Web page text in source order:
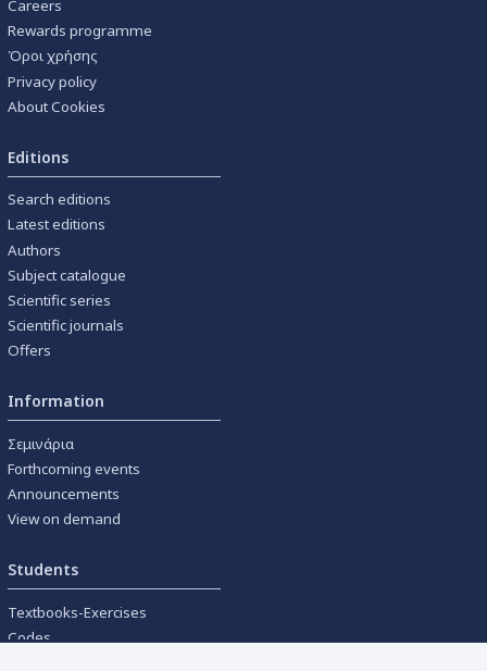
Careers
Rewards programme
Όροι χρήσης
Privacy policy
About Cookies
Editions
Search editions
Latest editions
Authors
Subject catalogue
Scientific series
Scientific journals
Offers
Information
Σεμινάρια
Forthcoming events
Announcements
View on demand
Students
Textbooks-Exercises
Codes